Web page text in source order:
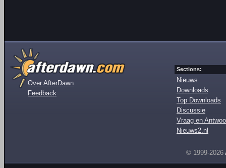
Over AfterDawn
Feedback
Sections:
Nieuws
Downloads
Top Downloads
Discussie
Vraag en
Nieuws2.nl
© 1999-2026